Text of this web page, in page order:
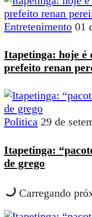
Entretenimento 01
Itapetinga: hoje é
prefeito renan
Politica 29 de
Itapetinga:
de grego
Carregando